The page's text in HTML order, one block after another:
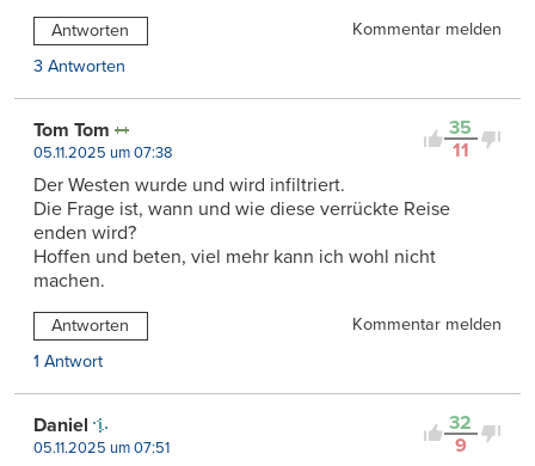
Antworten
Kommentar melden
3 Antworten
35
11
Tom Tom
05.11.2025 um 07:38
Der Westen wurde und wird infiltriert.
Die Frage ist, wann und wie diese verrückte Reise
enden wird?
Hoffen und beten, viel mehr kann ich wohl nicht
machen.
Antworten
Kommentar melden
1 Antwort
32
9
Daniel
05.11.2025 um 07:51